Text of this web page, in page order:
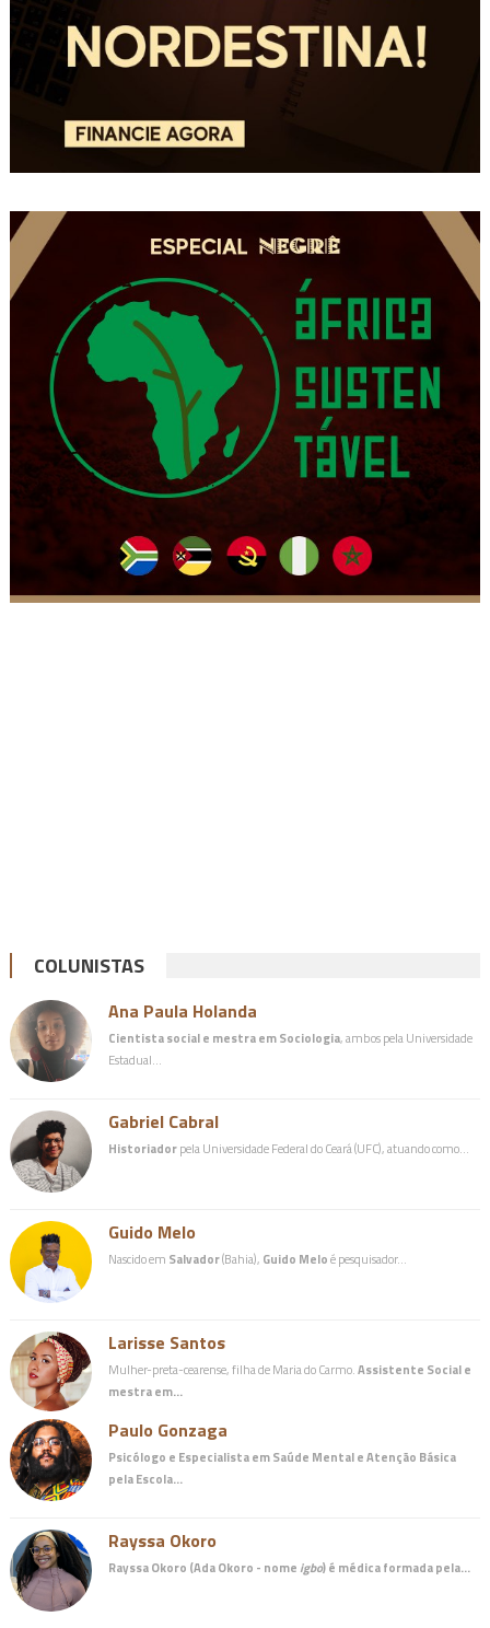
COLUNISTAS
Ana Paula Holanda
Cientista social e mestra em Sociologia, ambos pela Universidade
Estadual…
Gabriel Cabral
Historiadorpela Universidade Federal do Ceará (UFC), atuando como…
Guido Melo
Nascido em Salvador(Bahia), Guido Meloé pesquisador…
Larisse Santos
Mulher-preta-cearense, filha de Maria do Carmo.Assistente Social e
mestra em…
Paulo Gonzaga
Psicólogo e Especialista em Saúde Mental e Atenção Básica
pela Escola…
Rayssa Okoro
Rayssa Okoro (Ada Okoro - nome igbo) é médicaformada pela…